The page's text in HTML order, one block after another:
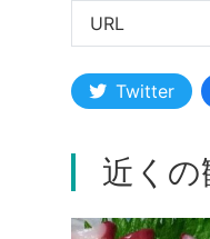
URL
Twitter
近くの